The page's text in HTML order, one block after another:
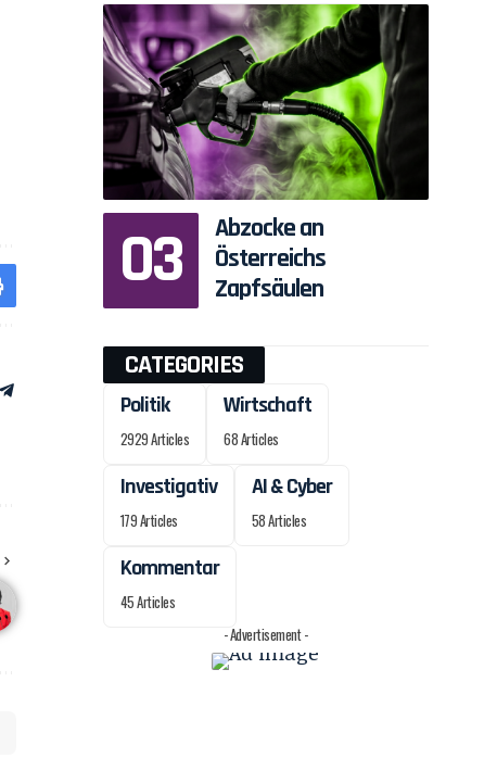
Abzocke an
Österreichs
Zapfsäulen
CATEGORIES
Politik
2929 Articles
Wirtschaft
68 Articles
Investigativ
179 Articles
AI & Cyber
58 Articles
Kommentar
45 Articles
- Advertisement -